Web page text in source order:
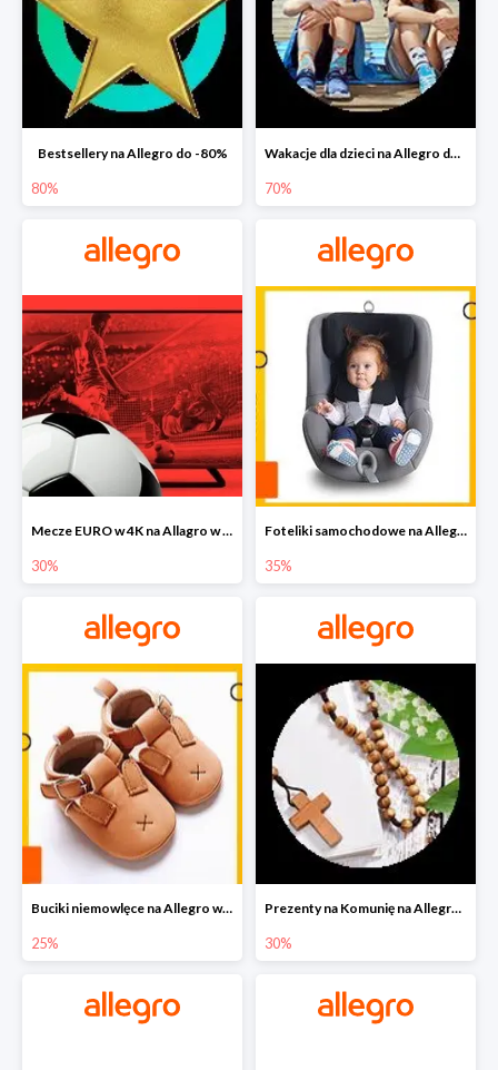
Bestsellery na Allegro do -80%
80%
Wakacje dla dzieci na Allegro do -70%
70%
Mecze EURO w 4K na Allagro w super cenach
30%
Foteliki samochodowe na Allegro w super cenach
35%
Buciki niemowlęce na Allegro w super cenach
25%
Prezenty na Komunię na Allegro do -30%
30%